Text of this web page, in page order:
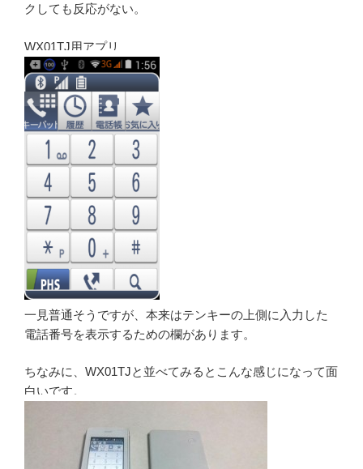
クしても反応がない。
WX01TJ用アプリ
一見普通そうですが、本来はテンキーの上側に入力した
電話番号を表示するための欄があります。
ちなみに、WX01TJと並べてみるとこんな感じになって面
白いです。